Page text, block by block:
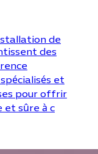
de
des
et
pour offrir
et sûre à c